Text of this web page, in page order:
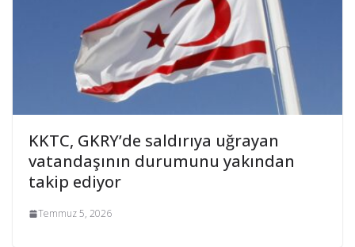
KKTC, GKRY’de saldırıya uğrayan
vatandaşının durumunu yakından
takip ediyor
Temmuz 5, 2026